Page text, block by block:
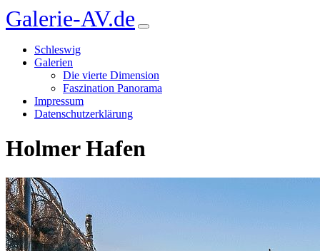
Galerie-AV.de
Schleswig
Galerien
Die vierte Dimension
Faszination Panorama
Impressum
Datenschutzerklärung
Holmer Hafen